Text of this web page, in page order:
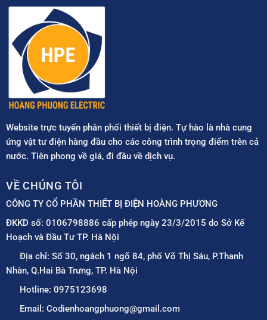
Website trực tuyến phân phối thiết bị điện. Tự hào là nhà cung
ứng vật tư điện hàng đầu cho các công trình trọng điểm trên cả
nước. Tiên phong về giá, đi đầu về dịch vụ.
VỀ CHÚNG TÔI
CÔNG TY CỔ PHẦN THIẾT BỊ ĐIỆN HOÀNG PHƯƠNG
ĐKKD số: 0106798886 cấp phép ngày 23/3/2015 do Sở Kế
Hoạch và Đầu Tư TP. Hà Nội
Địa chỉ: Số 30, ngách 1 ngõ 84, phố Võ Thị Sáu, P.Thanh
Nhàn, Q.Hai Bà Trưng, TP. Hà Nội
Hotline: 0975123698
Email: Codienhoangphuong@gmail.com